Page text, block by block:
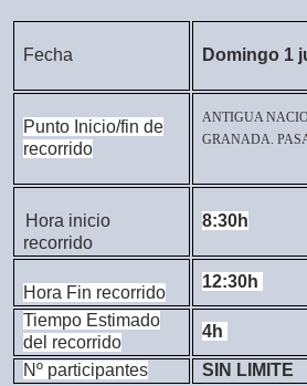
Fecha Domingo 1
Punto Inicio/fin de
recorrido
ANTIGUA
GRANADA.
Hora inicio
recorrido
8:30h
Hora Fin recorrido
12:30h
Tiempo Estimado
del recorrido
4h
Nº participantes
SIN LIMITE